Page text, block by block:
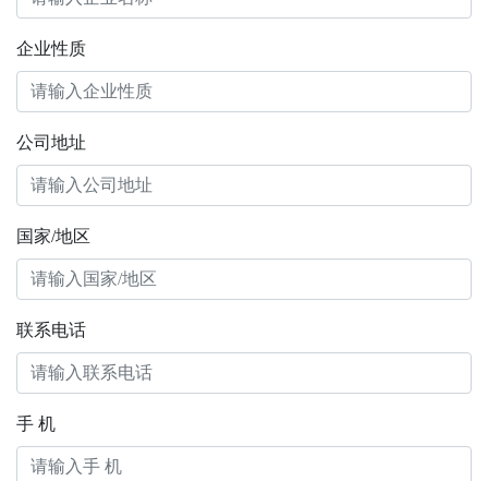
企业性质
公司地址
国家/地区
联系电话
手 机